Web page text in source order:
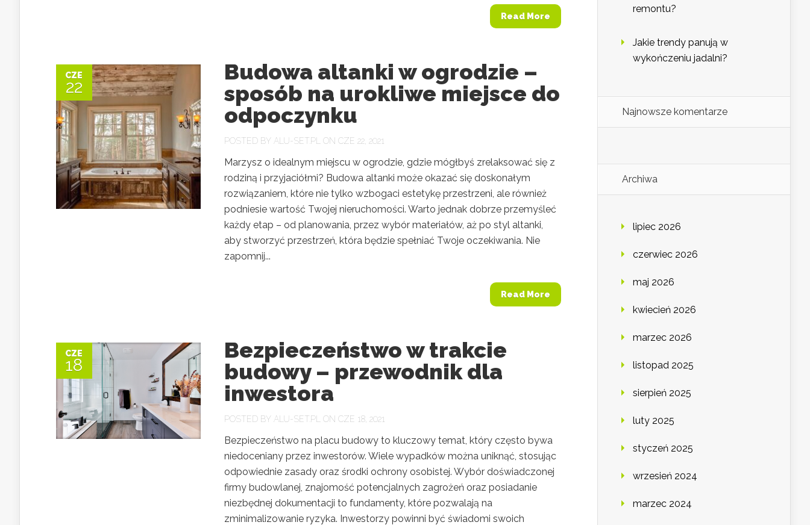
Read More
CZE
22
Budowa altanki w ogrodzie –
sposób na urokliwe miejsce do
odpoczynku
POSTED BY ALU-SET.PL ON CZE 22, 2021
Marzysz o idealnym miejscu w ogrodzie, gdzie mógłbyś zrelaksować się z
rodziną i przyjaciółmi? Budowa altanki może okazać się doskonałym
rozwiązaniem, które nie tylko wzbogaci estetykę przestrzeni, ale również
podniesie wartość Twojej nieruchomości. Warto jednak dobrze przemyśleć
każdy etap – od planowania, przez wybór materiałów, aż po styl altanki,
aby stworzyć przestrzeń, która będzie spełniać Twoje oczekiwania. Nie
zapomnij...
Read More
CZE
18
Bezpieczeństwo w trakcie
budowy – przewodnik dla
inwestora
POSTED BY ALU-SET.PL ON CZE 18, 2021
Bezpieczeństwo na placu budowy to kluczowy temat, który często bywa
niedoceniany przez inwestorów. Wiele wypadków można uniknąć, stosując
odpowiednie zasady oraz środki ochrony osobistej. Wybór doświadczonej
firmy budowlanej, znajomość potencjalnych zagrożeń oraz posiadanie
niezbędnej dokumentacji to fundamenty, które pozwalają na
zminimalizowanie ryzyka. Inwestorzy powinni być świadomi swoich
remontu?
Jakie trendy panują w
wykończeniu jadalni?
Najnowsze komentarze
Archiwa
lipiec 2026
czerwiec 2026
maj 2026
kwiecień 2026
marzec 2026
listopad 2025
sierpień 2025
luty 2025
styczeń 2025
wrzesień 2024
marzec 2024